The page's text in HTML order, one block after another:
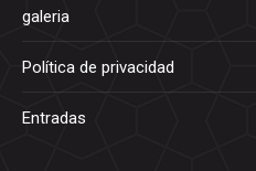
galeria
Política de privacidad
Entradas